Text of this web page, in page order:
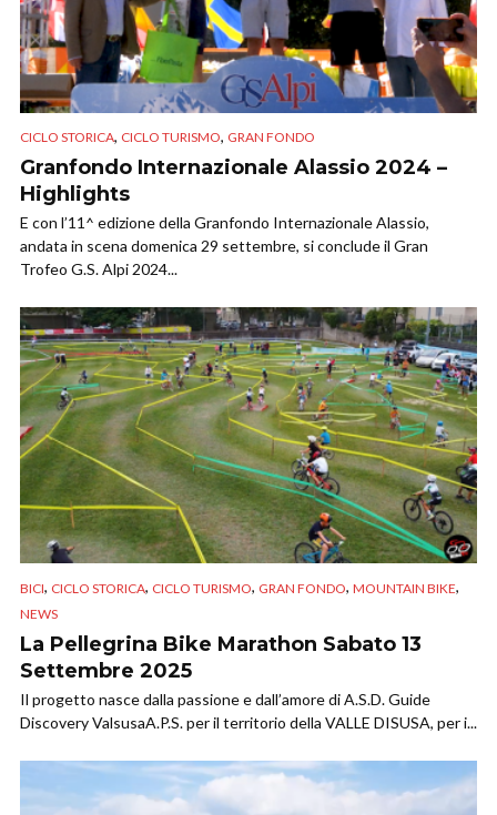
CICLO STORICA, CICLO TURISMO, GRAN FONDO
Granfondo Internazionale Alassio 2024 –
Highlights
E con l’11^ edizione della Granfondo Internazionale Alassio,
andata in scena domenica 29 settembre, si conclude il Gran
Trofeo G.S. Alpi 2024...
BICI, CICLO STORICA, CICLO TURISMO, GRAN FONDO, MOUNTAIN BIKE,
NEWS
La Pellegrina Bike Marathon Sabato 13
Settembre 2025
Il progetto nasce dalla passione e dall’amore di A.S.D. Guide
Discovery ValsusaA.P.S. per il territorio della VALLE DISUSA, per i...